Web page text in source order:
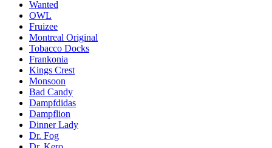
Wanted
OWL
Fruizee
Montreal Original
Tobacco Docks
Frankonia
Kings Crest
Monsoon
Bad Candy
Dampfdidas
Dampflion
Dinner Lady
Dr. Fog